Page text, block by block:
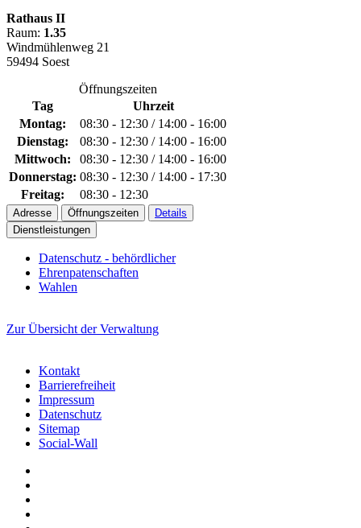
Rathaus II
Raum: 1.35
Windmühlenweg 21
59494 Soest
Öffnungszeiten
Tag
Uhrzeit
Montag:
08:30 - 12:30 / 14:00 - 16:00
Dienstag:
08:30 - 12:30 / 14:00 - 16:00
Mittwoch:
08:30 - 12:30 / 14:00 - 16:00
Donnerstag: 08:30 - 12:30 / 14:00 - 17:30
Freitag:
08:30 - 12:30
Adresse Öffnungszeiten
Details
Dienstleistungen
Datenschutz - behördlicher
Ehrenpatenschaften
Wahlen
Zur Übersicht der Verwaltung
Kontakt
Barrierefreiheit
Impressum
Datenschutz
Sitemap
Social-Wall